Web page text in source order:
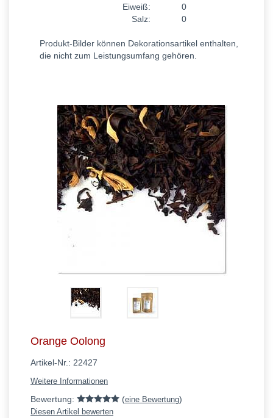
Eiweiß:
0
Salz:
0
Produkt-Bilder können Dekorationsartikel enthalten,
die nicht zum Leistungsumfang gehören.
Orange Oolong
Artikel-Nr.: 22427
Weitere Informationen
Bewertung: (eine Bewertung)
Diesen Artikel bewerten